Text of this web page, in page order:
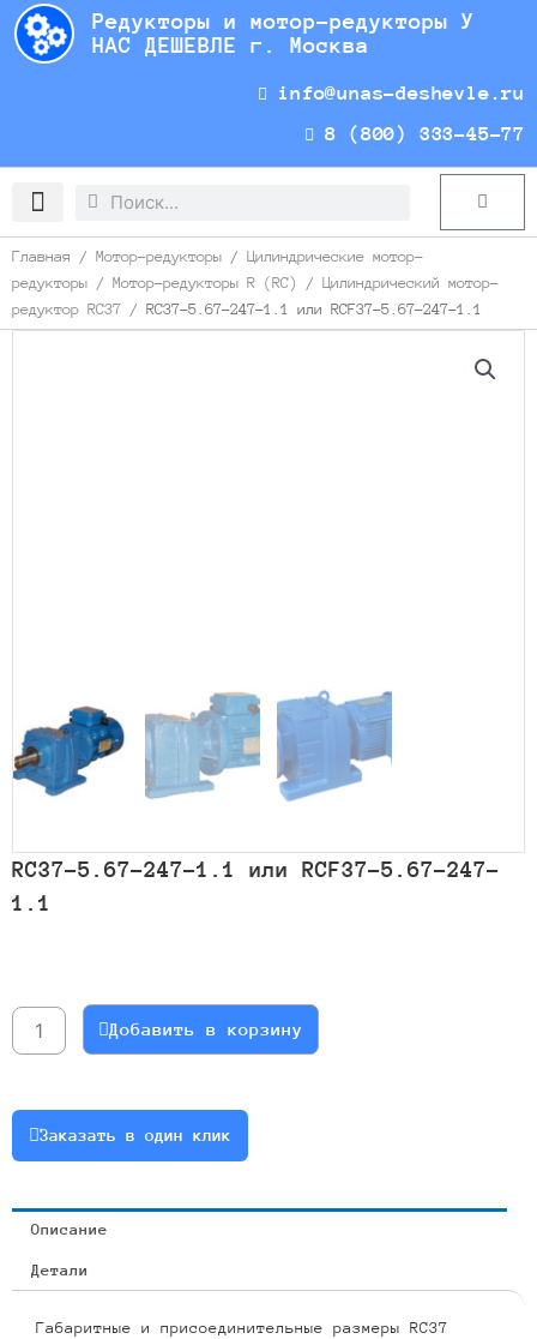
Перейти
содержимому
Редукторы и мотор-редукторы У
НАС ДЕШЕВЛЕ г. Москва
info@unas-deshevle.ru
8 (800) 333-45-77
Search
Search Cart
Главная / Мотор-редукторы / Цилиндрические мотор-
редукторы / Мотор-редукторы R (RC) / Цилиндрический мотор-
редуктор RC37 / RC37-5.67-247-1.1 или RCF37-5.67-247-1.1
RC37-5.67-247-1.1 или RCF37-5.67-247-
1.1
RC37-
5.67-
или
RCF37-
247-
1.1
Добавить в корзину
Заказать в один клик
Описание
Детали
Габаритные и присоединительные размеры RC37